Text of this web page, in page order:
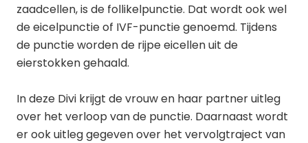
zaadcellen, is de follikelpunctie. Dat wordt ook wel
de eicelpunctie of IVF-punctie genoemd. Tijdens
de punctie worden de rijpe eicellen uit de
eierstokken gehaald.
In deze Divi krijgt de vrouw en haar partner uitleg
over het verloop van de punctie. Daarnaast wordt
er ook uitleg gegeven over het vervolgtraject van